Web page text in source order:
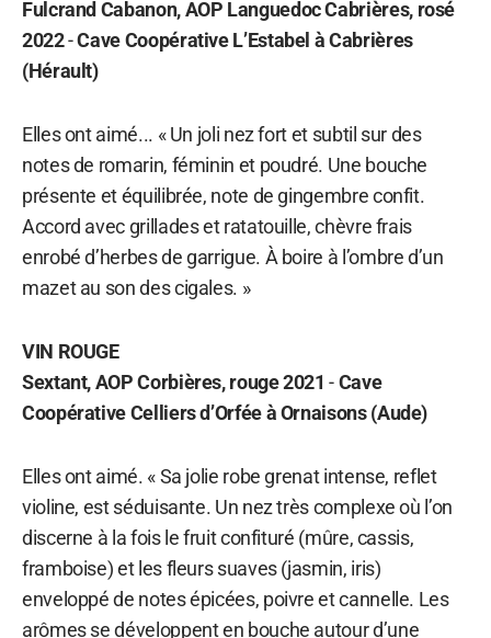
Fulcrand Cabanon, AOP Languedoc Cabrières, rosé
2022-Cave Coopérative L’Estabel à Cabrières
(Hérault)
Elles ont aimé... « Un joli nez fort et subtil sur des
notes de romarin, féminin et poudré. Une bouche
présente et équilibrée, note de gingembre confit.
Accord avec grillades et ratatouille, chèvre frais
enrobé d’herbes de garrigue. À boire à l’ombre d’un
mazet au son des cigales. »
VIN ROUGE
Sextant, AOP Corbières, rouge 2021 -Cave
Coopérative Celliers d’Orfée à Ornaisons (Aude)
Elles ont aimé. « Sa jolie robe grenat intense, reflet
violine, est séduisante. Un nez très complexe où l’on
discerne à la fois le fruit confituré (mûre, cassis,
framboise) et les fleurs suaves (jasmin, iris)
enveloppé de notes épicées, poivre et cannelle. Les
arômes se développent en bouche autour d’une